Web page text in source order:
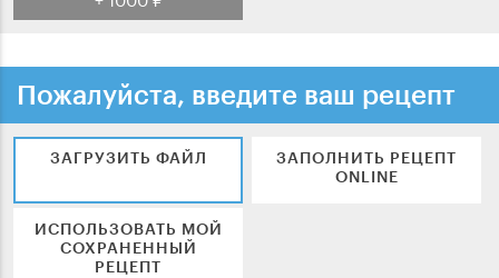
Пожалуйста, введите ваш рецепт
ЗАГРУЗИТЬ ФАЙЛ
ЗАПОЛНИТЬ РЕЦЕПТ
ONLINE
ИСПОЛЬЗОВАТЬ МОЙ
СОХРАНЕННЫЙ
РЕЦЕПТ